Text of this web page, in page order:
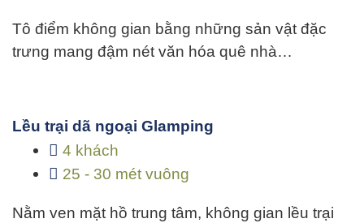
Tô điểm không gian bằng những sản vật đặc
trưng mang đậm nét văn hóa quê nhà…
Lều trại dã ngoại Glamping
4 khách
25 - 30 mét vuông
Nằm ven mặt hồ trung tâm, không gian lều trại